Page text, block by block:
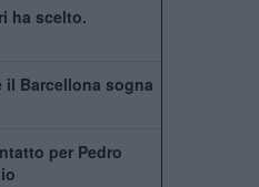
ha scelto.
il Barcellona sogna
per Pedro